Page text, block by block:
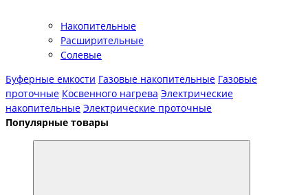
Накопительные
Расширительные
Солевые
Буферные емкости Газовые накопительные Газовые
проточные Косвенного нагрева Электрические
накопительные Электрические проточные
Популярные товары